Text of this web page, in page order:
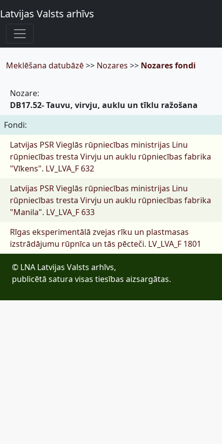
Latvijas Valsts arhīvs
Meklēšana datubāzē>> Nozares >> Nozares fondi
Nozare:
DB17.52- Tauvu, virvju, auklu un tīklu ražošana
Fondi:
Latvijas PSR Vieglās rūpniecības ministrijas Linu
rūpniecības tresta Virvju un auklu rūpniecības fabrika
"Vīkens". LV_LVA_F 632
Latvijas PSR Vieglās rūpniecības ministrijas Linu
rūpniecības tresta Virvju un auklu rūpniecības fabrika
"Manila". LV_LVA_F 633
Rīgas eksperimentālā zvejas rīku un plastmasas
izstrādājumu rūpnīca un tās pēcteči. LV_LVA_F 1801
© LNA Latvijas Valsts arhīvs,
publicētā satura visas tiesības aizsargātas.